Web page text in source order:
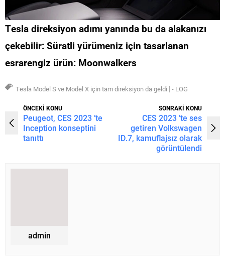
Tesla direksiyon adımı yanında bu da alakanızı
çekebilir: Süratli yürümeniz için tasarlanan
esrarengiz ürün: Moonwalkers
Tesla Model S ve Model X için tam direksiyon da geldi ] - LOG
ÖNCEKİ KONU
Peugeot, CES 2023 ’te
Inception konseptini
tanıttı
SONRAKİ KONU
CES 2023 ’te ses
getiren Volkswagen
ID.7, kamuflajsız olarak
görüntülendi
admin